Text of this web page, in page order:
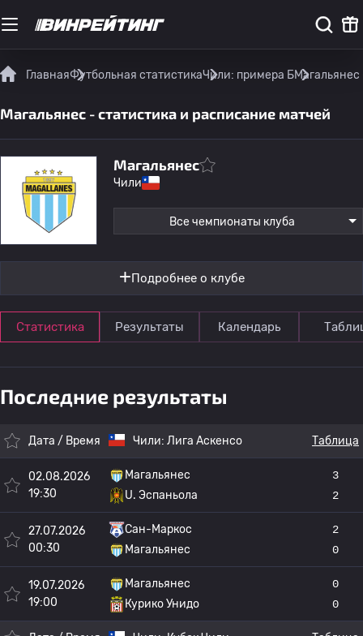
ГлавнаяФутбольная статистикаЧили: примера Б
Магальянес - статистика и расписание матчей
Магальянес
Чили
Все чемпионаты клуба
Подробнее о клубе
Статистика Результаты Календарь
Последние результаты
Дата / Время Чили: Лига Аскенсо Таблица
02.08.2026
19:30
Магальянес
U. Эспаньола
3
2
27.07.2026
00:30
Сан-Маркос
Магальянес
2
0
19.07.2026
19:00
Магальянес
Курико Унидо
0
0